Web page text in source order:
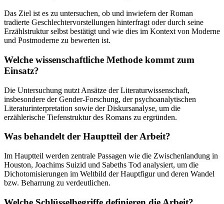
Das Ziel ist es zu untersuchen, ob und inwiefern der Roman
tradierte Geschlechtervorstellungen hinterfragt oder durch seine
Erzählstruktur selbst bestätigt und wie dies im Kontext von Moderne
und Postmoderne zu bewerten ist.
Welche wissenschaftliche Methode kommt zum
Einsatz?
Die Untersuchung nutzt Ansätze der Literaturwissenschaft,
insbesondere der Gender-Forschung, der psychoanalytischen
Literaturinterpretation sowie der Diskursanalyse, um die
erzählerische Tiefenstruktur des Romans zu ergründen.
Was behandelt der Hauptteil der Arbeit?
Im Hauptteil werden zentrale Passagen wie die Zwischenlandung in
Houston, Joachims Suizid und Sabeths Tod analysiert, um die
Dichotomisierungen im Weltbild der Hauptfigur und deren Wandel
bzw. Beharrung zu verdeutlichen.